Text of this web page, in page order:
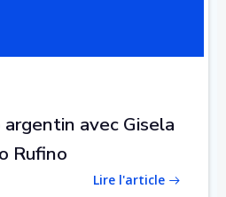
avec Gisela
Rufino
Lire l'article